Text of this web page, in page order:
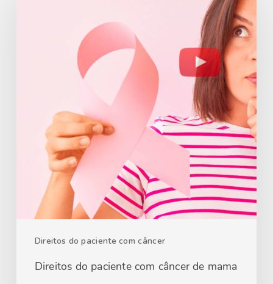
Direitos do paciente com câncer
Direitos do paciente com câncer de mama